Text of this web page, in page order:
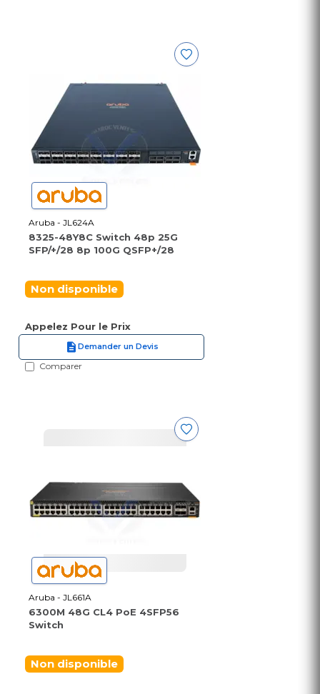
Aruba - JL624A
8325-48Y8C Switch 48p 25G
SFP/+/28 8p 100G QSFP+/28
Non disponible
Appelez Pour le Prix
Demander un Devis
Comparer
Aruba - JL661A
6300M 48G CL4 PoE 4SFP56
Switch
Non disponible